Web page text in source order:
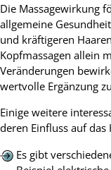
Die Massagewirkung
allgemeine
und kräftigeren
Kopfmassagen allein
Veränderungen
wertvolle Ergänzung
Einige weitere
deren Einfluss auf
Es gibt